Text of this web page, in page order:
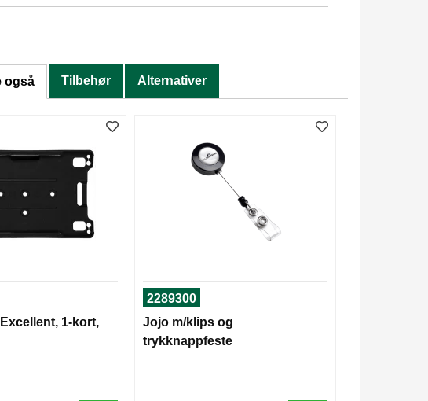
også Tilbehør Alternativer
1-kort,
2289300
Jojo m/klips og
trykknappfeste